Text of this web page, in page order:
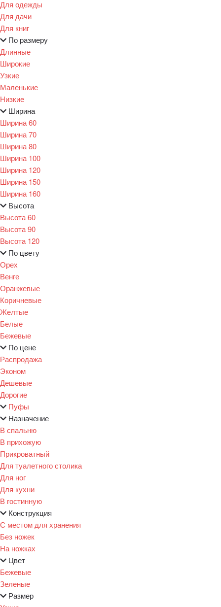
Для одежды
Для дачи
Для книг
По размеру
Длинные
Широкие
Узкие
Маленькие
Низкие
Ширина
Ширина 60
Ширина 70
Ширина 80
Ширина 100
Ширина 120
Ширина 150
Ширина 160
Высота
Высота 60
Высота 90
Высота 120
По цвету
Орех
Венге
Оранжевые
Коричневые
Желтые
Белые
Бежевые
По цене
Распродажа
Эконом
Дешевые
Дорогие
Пуфы
Назначение
В спальню
В прихожую
Прикроватный
Для туалетного столика
Для ног
Для кухни
В гостинную
Конструкция
С местом для хранения
Без ножек
На ножках
Цвет
Бежевые
Зеленые
Размер